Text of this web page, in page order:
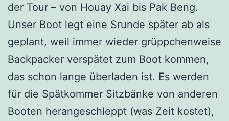
der Tour – von Houay Xai bis Pak Beng.
Unser Boot legt eine Srunde später ab als
geplant, weil immer wieder grüppchenweise
Backpacker verspätet zum Boot kommen,
das schon lange überladen ist. Es werden
für die Spätkommer Sitzbänke von anderen
Booten herangeschleppt (was Zeit kostet),